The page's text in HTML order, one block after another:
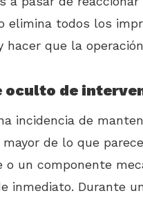
elimina todos los
hacer que la
oculto de
incidencia de
mayor de lo que
o un componente
inmediato. Durante